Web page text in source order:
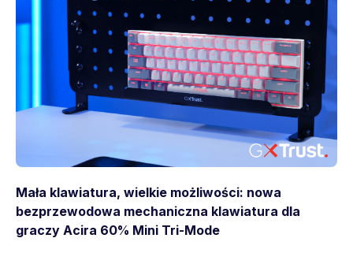
Mała klawiatura, wielkie możliwości: nowa
bezprzewodowa mechaniczna klawiatura dla
graczy Acira 60% Mini Tri-Mode